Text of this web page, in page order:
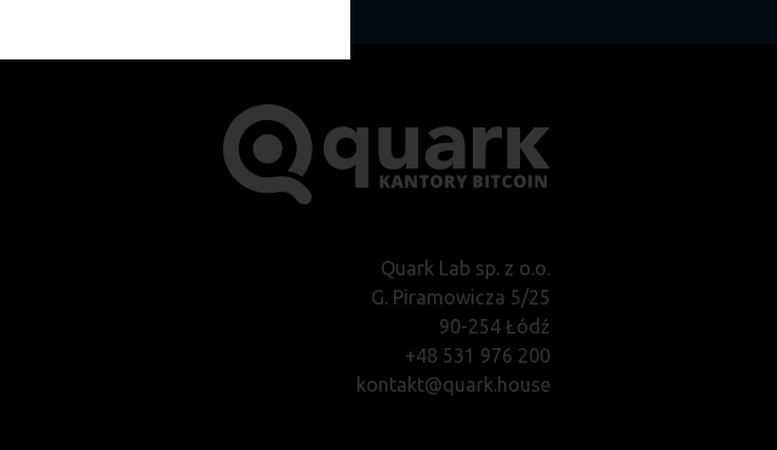
Quark Lab sp. z o.o.
G. Piramowicza 5/25
90-254 Łódź
+48 531 976 200
kontakt@quark.house